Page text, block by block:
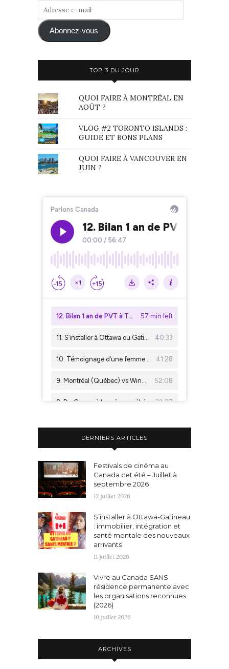
Adresse
mail Abonnez-vous
TOP 3 DU JOUR
QUOI FAIRE À MONTRÉAL EN
AOÛT ?
VLOG #2 TORONTO ISLANDS :
GUIDE ET BONS PLANS
QUOI FAIRE À VANCOUVER EN
JUIN ?
DERNIERS ARTICLES
Festivals de cinéma au
Canada cet été – Juillet à
septembre 2026
12 juillet 2026
S’installer à Ottawa-Gatineau
: immobilier, intégration et
santé mentale des nouveaux
arrivants
11 juillet 2026
Vivre au Canada SANS
résidence permanente avec
les organisations reconnues
(2026)
10 juillet 2026
ARCHIVES